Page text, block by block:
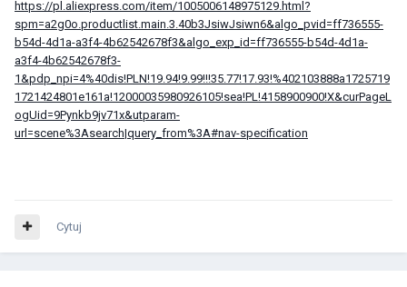
https://pl.aliexpress.com/item/1005006148975129.html?
spm=a2g0o.productlist.main.3.40b3JsiwJsiwn6&algo_pvid=ff736555-
b54d-4d1a-a3f4-4b62542678f3&algo_exp_id=ff736555-b54d-4d1a-
a3f4-4b62542678f3-
1&pdp_npi=4%40dis!PLN!19.94!9.99!!!35.77!17.93!%402103888a1725719
1721424801e161a!12000035980926105!sea!PL!4158900900!X&curPageL
ogUid=9Pynkb9jv71x&utparam-
url=scene%3Asearch|query_from%3A#nav-specification
Cytuj